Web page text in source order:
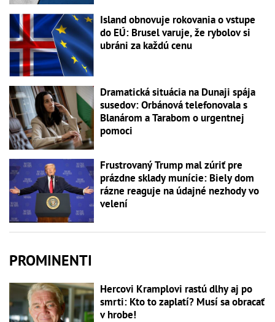
Island obnovuje rokovania o vstupe
do EÚ: Brusel varuje, že rybolov si
ubráni za každú cenu
Dramatická situácia na Dunaji spája
susedov: Orbánová telefonovala s
Blanárom a Tarabom o urgentnej
pomoci
Frustrovaný Trump mal zúriť pre
prázdne sklady munície: Biely dom
rázne reaguje na údajné nezhody vo
velení
PROMINENTI
Hercovi Kramplovi rastú dlhy aj po
smrti: Kto to zaplatí? Musí sa obracať
v hrobe!